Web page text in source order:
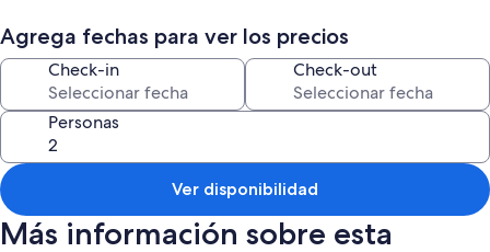
Muebles de exterior y no se permite fumar en la propiedad
Características de la habitación
Todas las habitaciones de Apartment Papeete-Airport, Parking, wifi,
AC,Pool tienen amenidades que incluyen alberca privada y aire
acondicionado, además de otros detalles, como silla de escritorio y
comedor.
Otros de los servicios que también encontrarás son:
Baños con shampoo
Agrega fechas para ver los precios
Check-in Check-out
Personas
Ver disponibilidad
Más información sobre esta